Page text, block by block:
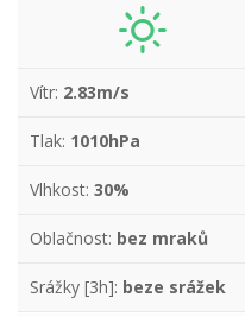
Vítr: 2.83m/s
Tlak: 1010hPa
Vlhkost: 30%
Oblačnost: bez mraků
Srážky [3h]: beze srážek